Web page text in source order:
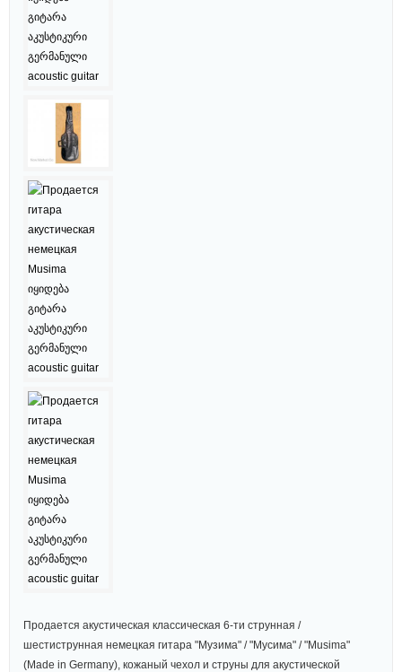
Продается акустическая классическая 6-ти струнная /
шестиструнная немецкая гитара "Музима" / "Мусима" / "Musima"
(Made in Germany), кожаный чехол и струны для акустической